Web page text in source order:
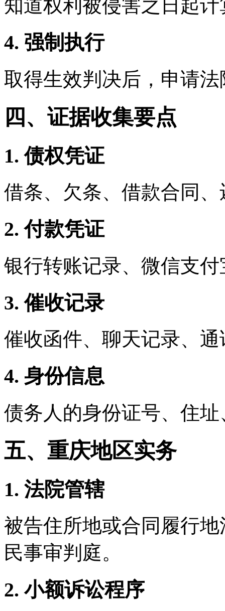
知道权利被侵害之日起计
4. 强制执行
取得生效判决后，申请
四、证据收集要点
1. 债权凭证
借条、欠条、借款合同
2. 付款凭证
银行转账记录、微信支
3. 催收记录
催收函件、聊天记录、
4. 身份信息
债务人的身份证号、住
五、重庆地区实务
1. 法院管辖
被告住所地或合同履行
民事审判庭。
2. 小额诉讼程序